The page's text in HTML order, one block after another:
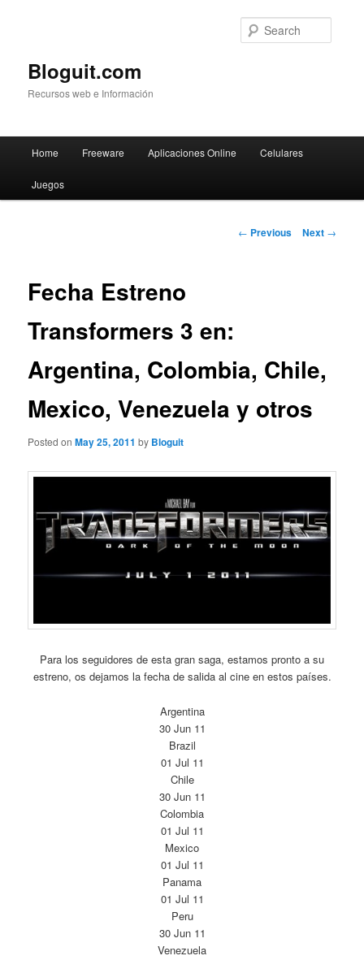
Bloguit.com
Recursos web e Información
Skip
to
Home Freeware Aplicaciones Online Celulares
Juegos
Post
← Previous Next →
Fecha Estreno
Transformers 3 en:
Argentina, Colombia, Chile,
Mexico, Venezuela y otros
Posted onMay 25, 2011 by Bloguit
Para los seguidores de esta gran saga, estamos pronto a su
estreno, os dejamos la fecha de salida al cine en estos países.
Argentina
30 Jun 11
Brazil
01 Jul 11
Chile
30 Jun 11
Colombia
01 Jul 11
Mexico
01 Jul 11
Panama
01 Jul 11
Peru
30 Jun 11
Venezuela